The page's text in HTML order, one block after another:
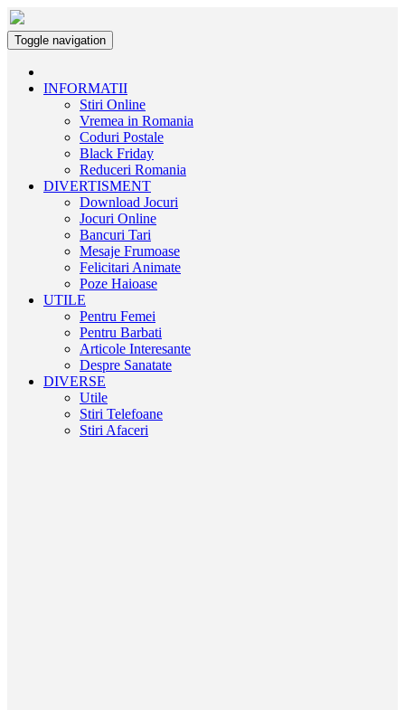
Toggle navigation
INFORMATII
Stiri Online
Vremea in Romania
Coduri Postale
Black Friday
Reduceri Romania
DIVERTISMENT
Download Jocuri
Jocuri Online
Bancuri Tari
Mesaje Frumoase
Felicitari Animate
Poze Haioase
UTILE
Pentru Femei
Pentru Barbati
Articole Interesante
Despre Sanatate
DIVERSE
Utile
Stiri Telefoane
Stiri Afaceri